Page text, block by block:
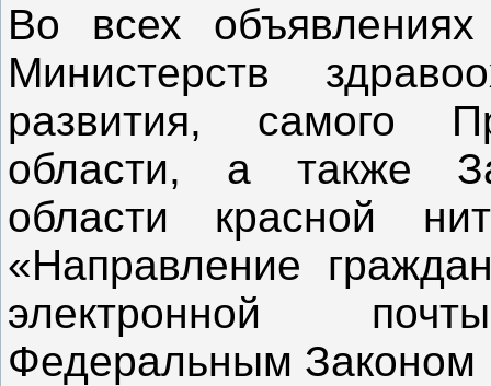
Во всех
Министерств
развития, самого
области, а также
области красной
«Направление
электронной
Федеральным